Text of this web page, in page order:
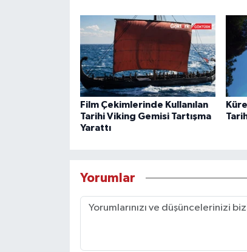
Film Çekimlerinde Kullanılan
Tarihi Viking Gemisi Tartışma
Yarattı
Yorumlar